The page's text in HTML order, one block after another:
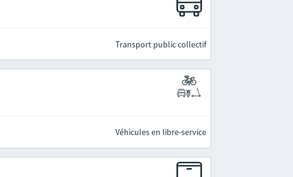
Transport public collectif
Véhicules en libre-service